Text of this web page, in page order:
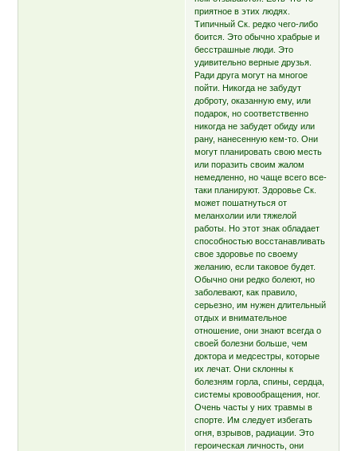
приятное в этих людях.
Типичный Ск. редко чего-либо
боится. Это обычно храбрые и
бесстрашные люди. Это
удивительно верные друзья.
Ради друга могут на многое
пойти. Никогда не забудут
доброту, оказанную ему, или
подарок, но соответственно
никогда не забудет обиду или
рану, нанесенную кем-то. Они
могут планировать свою месть
или поразить своим жалом
немедленно, но чаще всего все-
таки планируют. Здоровье Ск.
может пошатнуться от
меланхолии или тяжелой
работы. Но этот знак обладает
способностью восстанавливать
свое здоровье по своему
желанию, если таковое будет.
Обычно они редко болеют, но
заболевают, как правило,
серьезно, им нужен длительный
отдых и внимательное
отношение, они знают всегда о
своей болезни больше, чем
доктора и медсестры, которые
их лечат. Они склонны к
болезням горла, спины, сердца,
системы кровообращения, ног.
Очень часты у них травмы в
спорте. Им следует избегать
огня, взрывов, радиации. Это
героическая личность, они